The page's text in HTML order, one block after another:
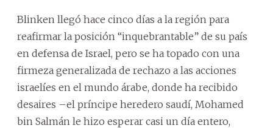
Blinken llegó hace cinco días a la región para
reafirmar la posición “inquebrantable” de su país
en defensa de Israel, pero se ha topado con una
firmeza generalizada de rechazo a las acciones
israelíes en el mundo árabe, donde ha recibido
desaires –el príncipe heredero saudí, Mohamed
bin Salmán le hizo esperar casi un día entero,